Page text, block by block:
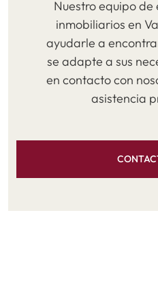
Nuestro equipo
inmobiliarios en
ayudarle a
se adapte a sus
en contacto con
asistencia